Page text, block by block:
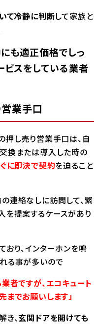
て冷静に判断して家族と
も適正価格でしっ
ビスをしている業者
業手口
押し売り営業手口は、自
換または導入した時の
に即決で契約を迫ること
連絡なしに訪問して、緊
を提案するケースがあり
おり、インターホンを鳴
る事が多いので
者ですが、エコキュート
でお願いします」
き、玄関ドアを開けても